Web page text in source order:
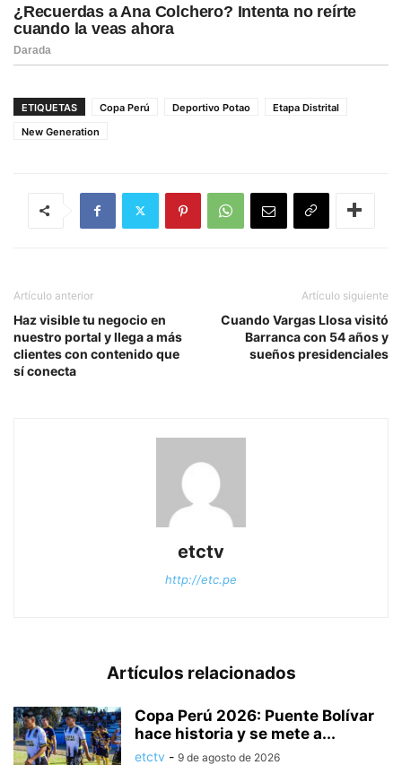
ETIQUETAS Copa Perú Deportivo Potao
Etapa Distrital
New Generation
Artículo anterior
Haz visible tu negocio en
nuestro portal y llega a más
clientes con contenido que
sí conecta
Artículo siguiente
Cuando Vargas Llosa visitó
Barranca con 54 años y
sueños presidenciales
etctv
http://etc.pe
Artículos relacionados
Copa Perú 2026: Puente Bolívar
hace historia y se mete a...
etctv - 9 de agosto de 2026